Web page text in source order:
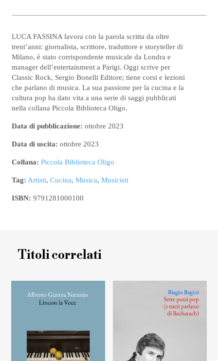
LUCA FASSINA lavora con la parola scritta da oltre
trent’anni: giornalista, scrittore, traduttore e storyteller di
Milano, è stato corrispondente musicale da Londra e
manager dell’entertainment a Parigi. Oggi scrive per
Classic Rock, Sergio Bonelli Editore; tiene corsi e lezioni
che parlano di musica. La sua passione per la cucina e la
cultura pop ha dato vita a una serie di saggi pubblicati
nella collana Piccola Biblioteca Oligo.
Data di pubblicazione: ottobre 2023
Data di uscita: ottobre 2023
Collana: Piccola Biblioteca Oligo
Tag: Artisti, Cucina, Musica, Musicisti
ISBN: 9791281000100
Titoli correlati